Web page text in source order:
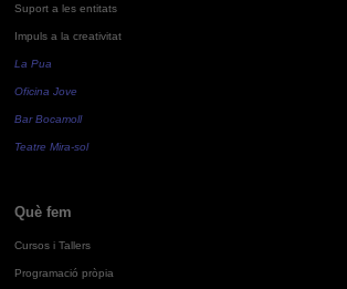
Suport a les entitats
Impuls a la creativitat
La Pua
Oficina Jove
Bar Bocamoll
Teatre Mira-sol
Què fem
Cursos i Tallers
Programació pròpia